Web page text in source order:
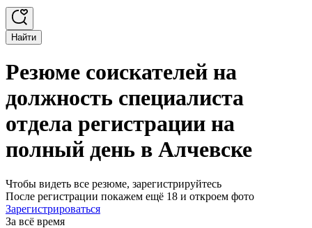
Найти
Резюме соискателей на
должность специалиста
отдела регистрации на
полный день в Алчевске
Чтобы видеть все резюме, зарегистрируйтесь
После регистрации покажем ещё 18 и откроем фото
Зарегистрироваться
За всё время